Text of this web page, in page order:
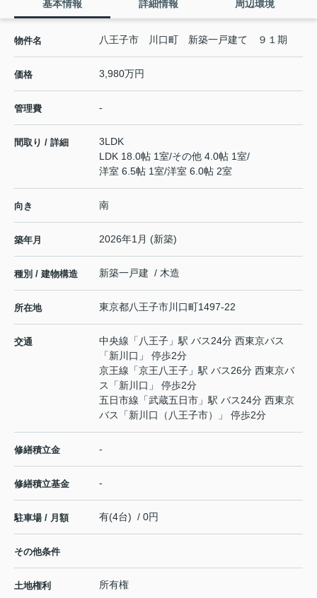
基本情報 詳細情報 周辺環境
物件名 八王子市 川口町 新築一戸建て ９１期
価格 3,980万円
管理費 -
間取り / 詳細
3LDK
LDK 18.0帖 1室/その他 4.0帖 1室/
洋室 6.5帖 1室/洋室 6.0帖 2室
向き 南
築年月 2026年1月 (新築)
種別 / 建物構造 新築一戸建 / 木造
所在地 東京都八王子市川口町1497-22
交通 中央線 「 八王子 」駅 バス24分 西東京バス
「新川口」 停歩2分
京王線 「京王八王子 」駅 バス26分 西東京バ
ス「新川口」 停歩2分
五日市線 「武蔵五日市 」駅 バス24分 西東京
バス「新川口（八王子市）」 停歩2分
修繕積立金 -
修繕積立基金 -
駐車場 / 月額 有(4台) / 0円
その他条件
土地権利 所有権